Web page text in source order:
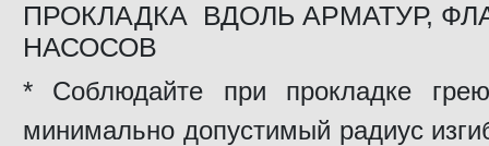
ПРОКЛАДКА ВДОЛЬ АРМАТУР,
НАСОСОВ
* Соблюдайте при прокладке
минимально допустимый радиус